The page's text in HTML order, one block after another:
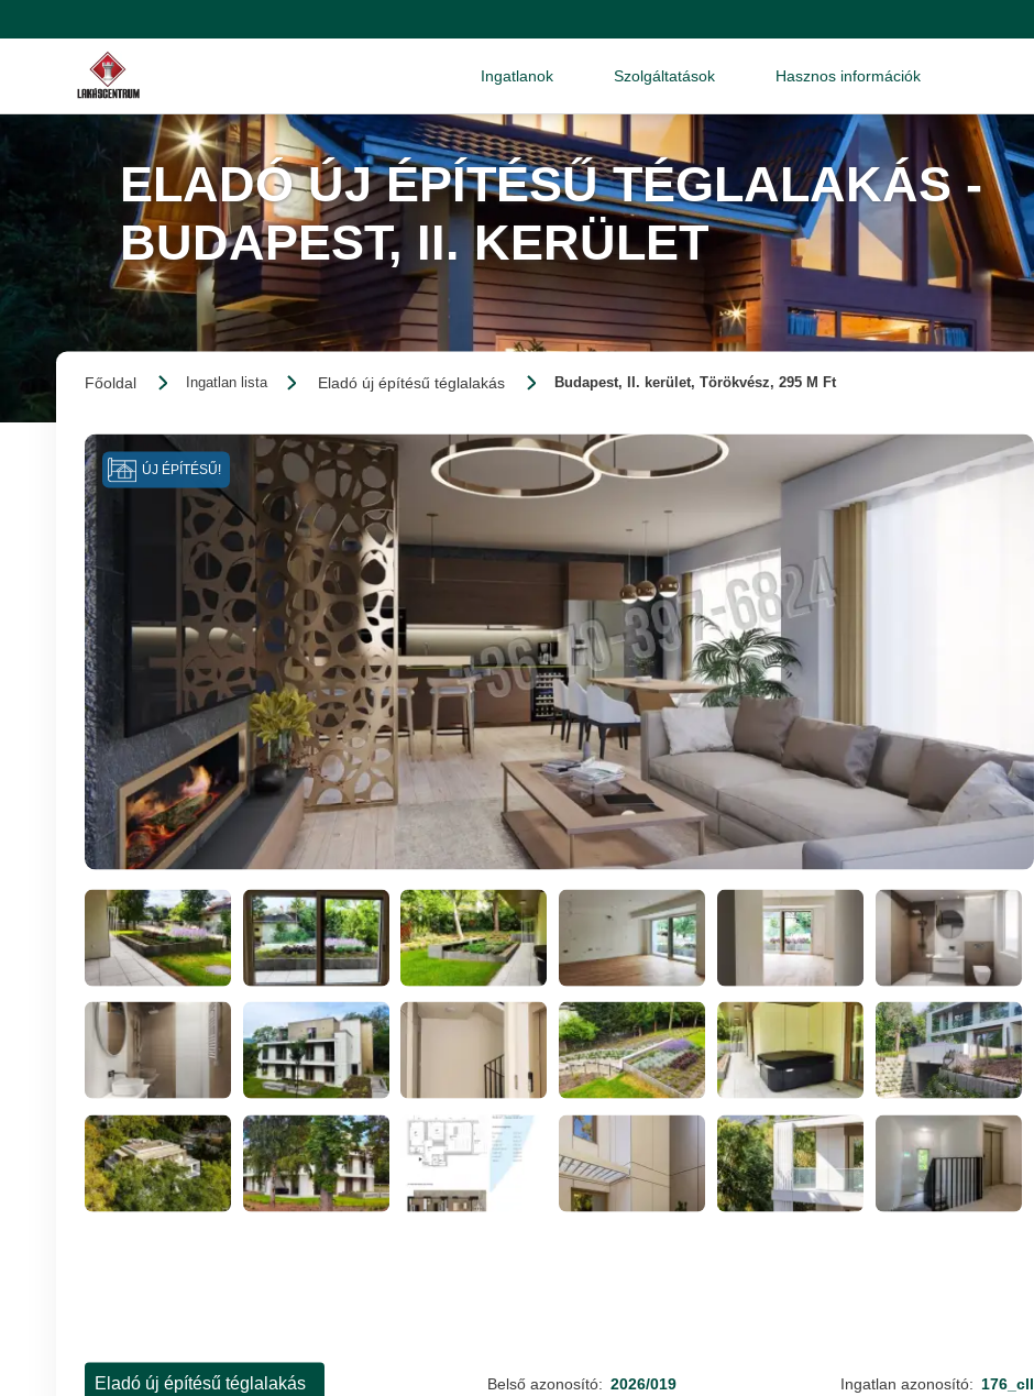
Ingatlanok Szolgáltatások Hasznos információk
ELADÓ ÚJ ÉPÍTÉSŰ TÉGLALAKÁS -
BUDAPEST, II. KERÜLET
Főoldal Ingatlan lista Eladó új építésű téglalakás Budapest, II. kerület, Törökvész, 295 M Ft
ÚJ ÉPÍTÉSŰ!
Eladó új építésű téglalakás Belső azonosító: 2026/019 Ingatlan azonosító: 176_cll